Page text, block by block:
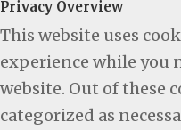
Privacy Overview
This website uses
experience while you
website. Out of these
categorized as